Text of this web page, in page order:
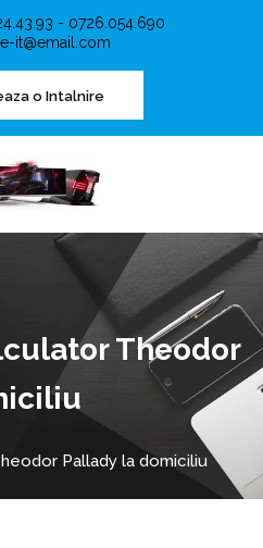
- 0726.054.690
it@email.com
o Intalnire
Theodor
Pallady la domiciliu